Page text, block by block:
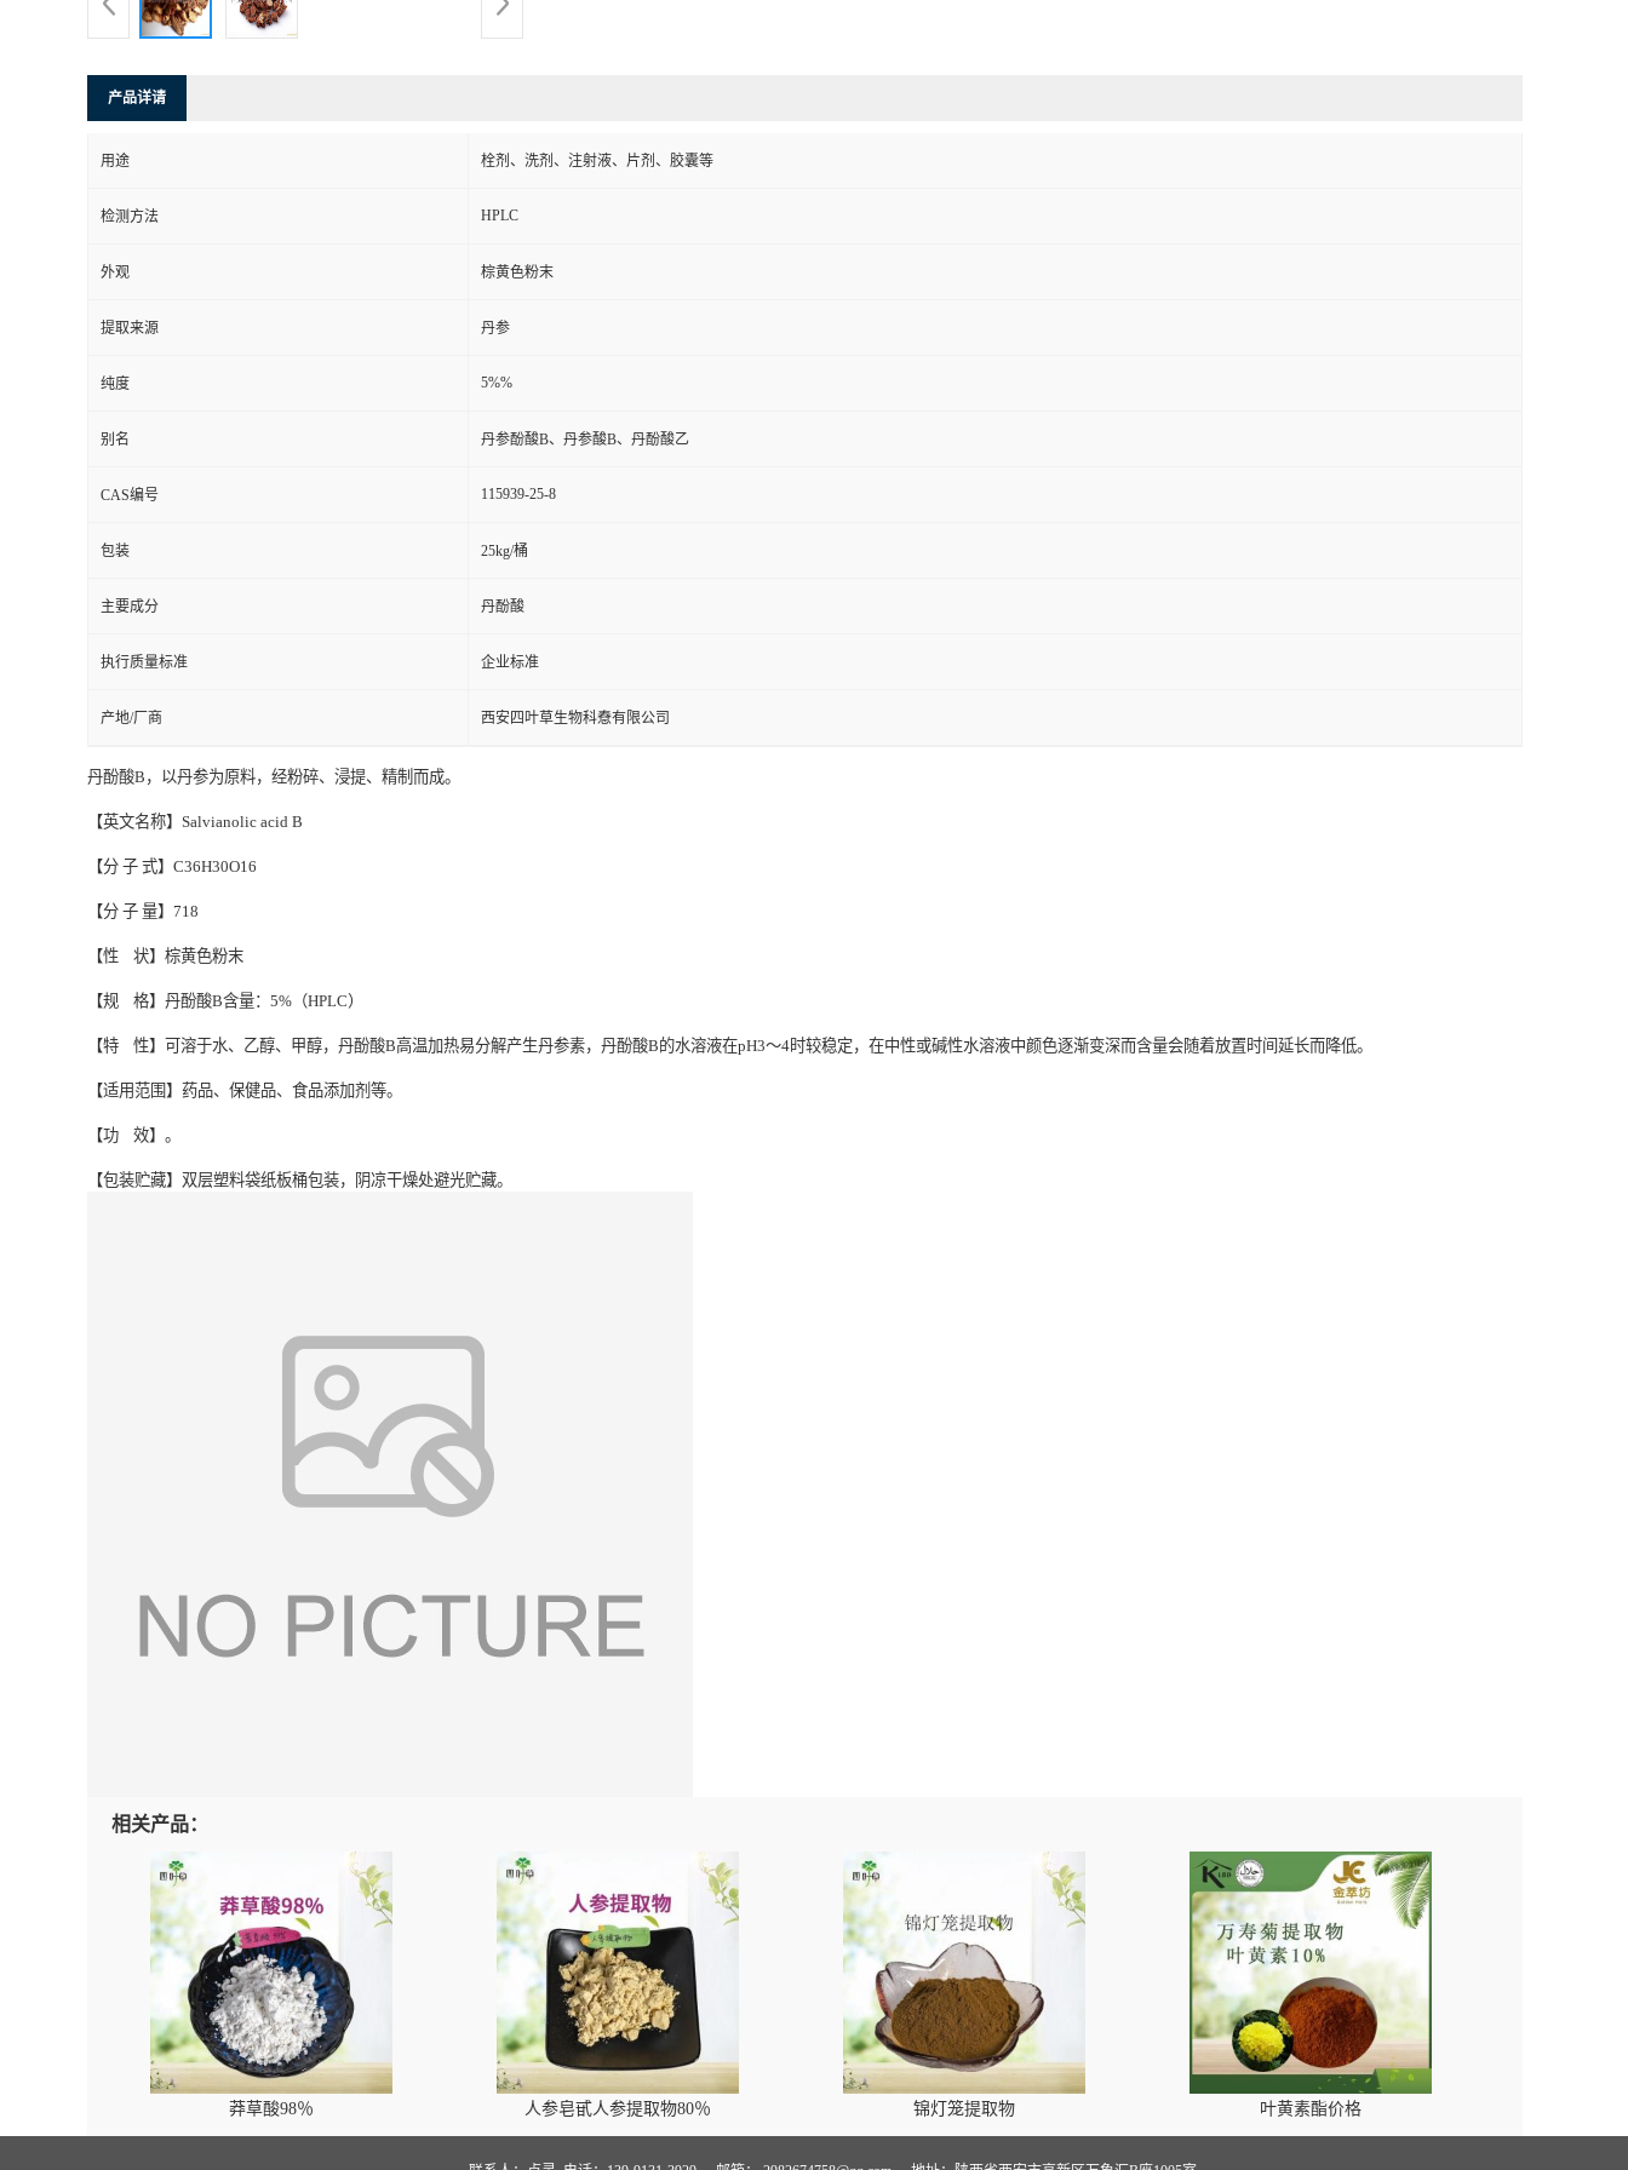
产品详请
用途 栓剂、洗剂、注射液、片剂、胶囊等
检测方法 HPLC
外观 棕黄色粉末
提取来源 丹参
纯度 5%%
别名 丹参酚酸B、丹参酸B、丹酚酸乙
CAS编号 115939-25-8
包装 25kg/桶
主要成分 丹酚酸
执行质量标准 企业标准
产地/厂商 西安四叶草生物科憃有限公司
丹酚酸B，以丹参为原料，经粉碎、浸提、精制而成。
【英文名称】Salvianolic acid B
【分 子 式】C36H30O16
【分 子 量】718
【性 状】棕黄色粉末
【规 格】丹酚酸B含量：5%（HPLC）
【特 性】可溶于水、乙醇、甲醇，丹酚酸B高温加热易分解产生丹参素，丹酚酸B的水溶液在pH3～4时较稳定，在中性或碱性水溶液中颜色逐渐变深而含量会随着放置时间延长而降低。
【适用范围】药品、保健品、食品添加剂等。
【功 效】。
【包装贮藏】双层塑料袋纸板桶包装，阴凉干燥处避光贮藏。
相关产品：
莽草酸98％ 人参皂甙人参提取物80％ 锦灯笼提取物 叶黄素酯价格